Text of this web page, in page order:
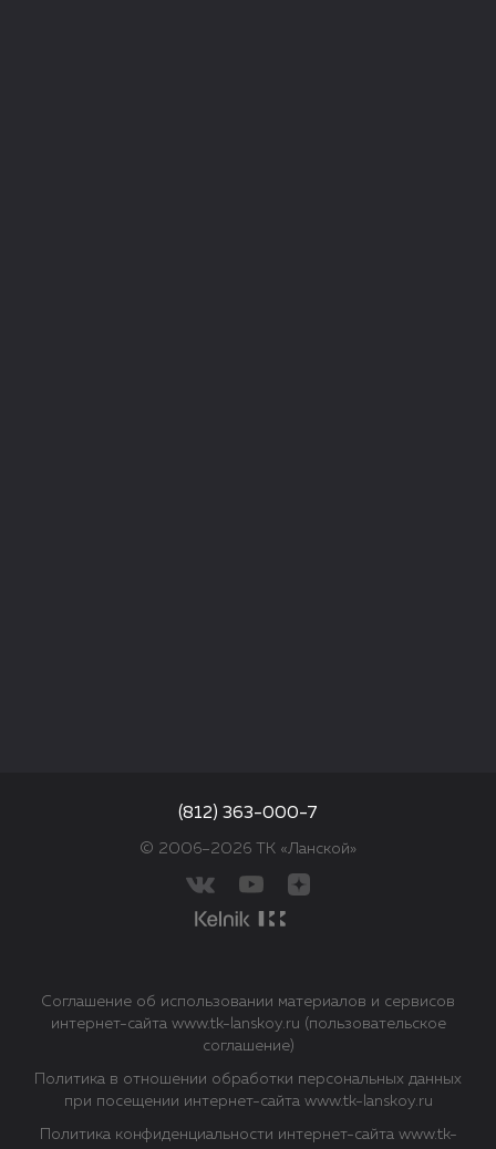
© 2006–2026 ТК «Ланской»
(812) 363-000-7
Политика в отношении обработки персональных данных
при посещении интернет-сайта www.tk-lanskoy.ru
Соглашение об использовании материалов и сервисов
интернет-сайта www.tk-lanskoy.ru (пользовательское
соглашение)
Политика конфиденциальности интернет-сайта www.tk-